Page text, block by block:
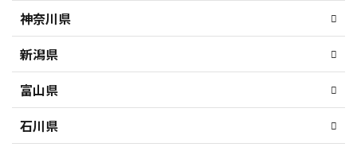
神奈川県
新潟県
富山県
石川県